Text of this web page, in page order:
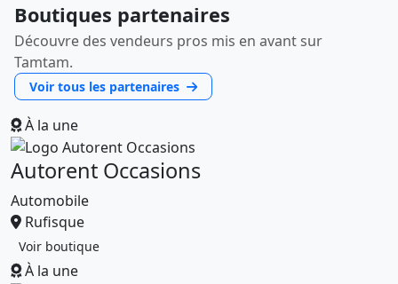
Boutiques partenaires
Découvre des vendeurs pros mis en avant sur
Tamtam.
Voir tous les partenaires
À la une
Autorent Occasions
Automobile
Rufisque
Voir boutique
À la une